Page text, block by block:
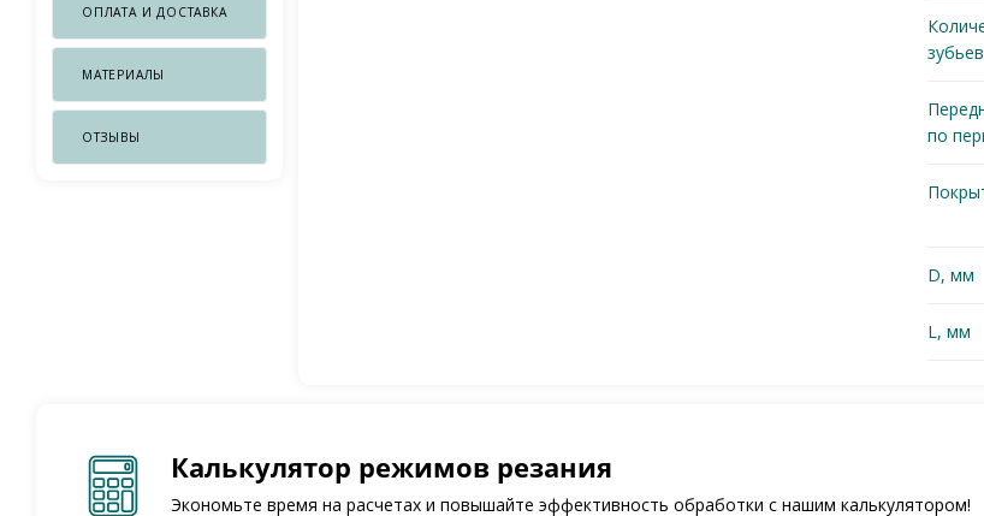
ОПЛАТА И ДОСТАВКА
МАТЕРИАЛЫ
ОТЗЫВЫ
зубьев
по
D, мм
L, мм
Калькулятор режимов резания
Экономьте время на расчетах и повышайте эффективность обработки с нашим калькулятором!